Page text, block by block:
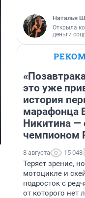
Наталья
Открыла
деньги
это уже
история
марафонца
Никитина —
чемпионом
8 августа 15 048
Теряет зрение,
мотоцикле и
подросток с
от которого нет